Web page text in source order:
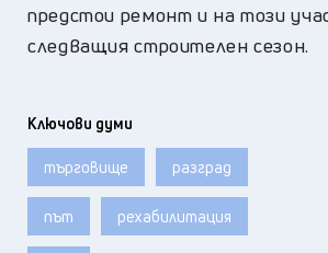
предстои ремонт и на този
следващия строителен сезон.
Ключови думи
търговище разград
път рехабилитация